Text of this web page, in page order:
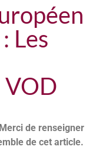
Les
VOD
de renseigner
de cet article.